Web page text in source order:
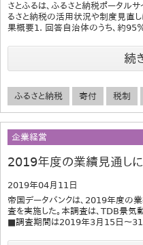
さとふるは、ふるさと納税ポータルサ
るさと納税の活用状況や制度見直し
果概要1. 回答自治体のうち、約95
続
ふるさと納税 寄付 税制
企業経営
2019年度の業績見通し
2019年04月11日
帝国データバンクは、2019年度の
査を実施した。本調査は、TDB景気
■調査期間は2019年3月15日～31